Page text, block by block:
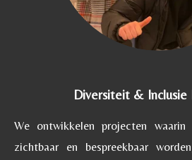
Diversiteit & Inclusie
We ontwikkelen projecten
zichtbaar en bespreekbaar